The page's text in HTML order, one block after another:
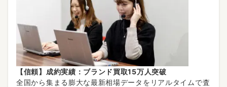
【信頼】成約実績：ブランド買取15万人突破
全国から集まる膨大な最新相場データをリアルタイムで査